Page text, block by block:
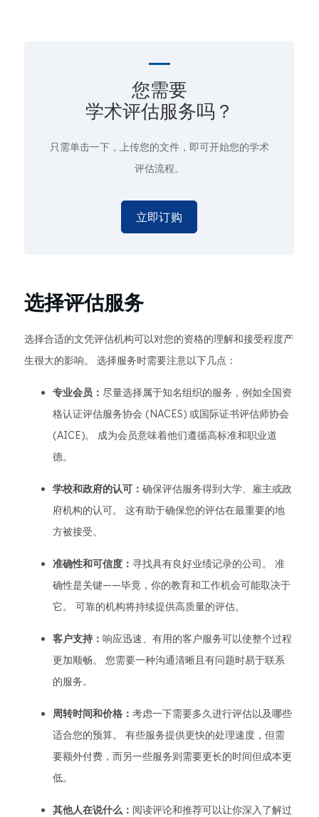
您需要
学术评估服务吗？
只需单击一下，上传您的文件，即可开始您的学术
评估流程。
立即订购
选择评估服务
选择合适的文凭评估机构可以对您的资格的理解和接受程度产
生很大的影响。 选择服务时需要注意以下几点：
专业会员： 尽量选择属于知名组织的服务，例如全国资
格认证评估服务协会 (NACES) 或国际证书评估师协会
(AICE)。 成为会员意味着他们遵循高标准和职业道
德。
学校和政府的认可： 确保评估服务得到大学、雇主或政
府机构的认可。 这有助于确保您的评估在最重要的地
方被接受。
准确性和可信度： 寻找具有良好业绩记录的公司。 准
确性是关键——毕竟，你的教育和工作机会可能取决于
它。 可靠的机构将持续提供高质量的评估。
客户支持： 响应迅速、有用的客户服务可以使整个过程
更加顺畅。 您需要一种沟通清晰且有问题时易于联系
的服务。
周转时间和价格： 考虑一下需要多久进行评估以及哪些
适合您的预算。 有些服务提供更快的处理速度，但需
要额外付费，而另一些服务则需要更长的时间但成本更
低。
其他人在说什么： 阅读评论和推荐可以让你深入了解过